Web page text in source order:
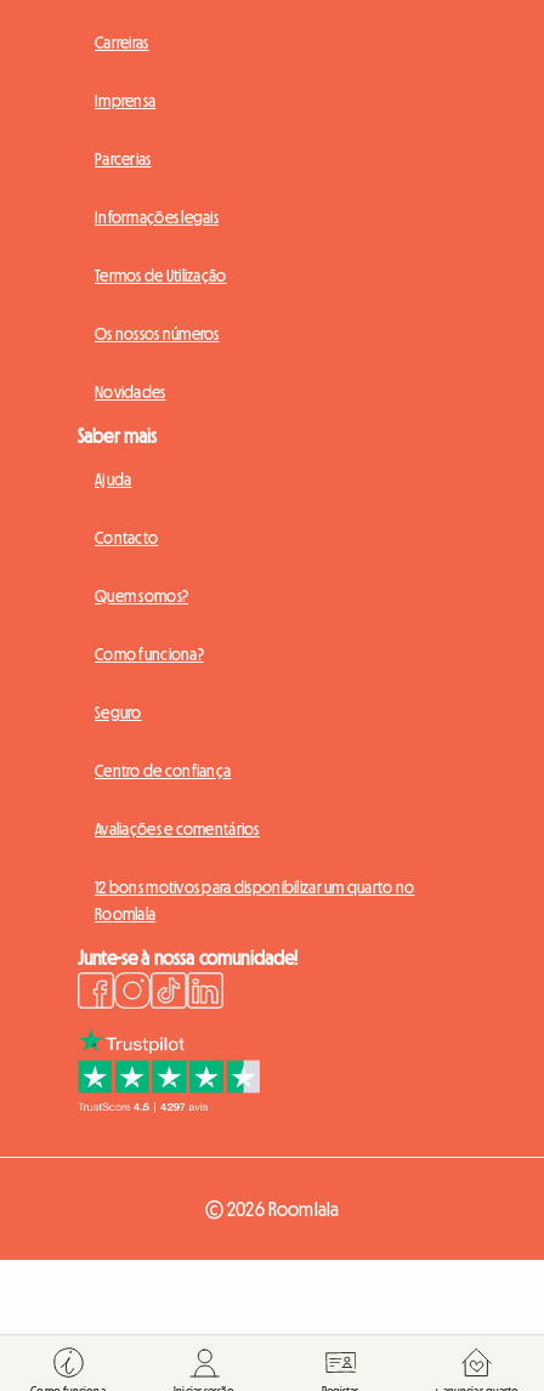
Carreiras
Imprensa
Parcerias
Informações legais
Termos de Utilização
Os nossos números
Novidades
Saber mais
Ajuda
Contacto
Quem somos?
Como funciona?
Seguro
Centro de confiança
Avaliações e comentários
12 bons motivos para disponibilizar um quarto no
Roomlala
Junte-se à nossa comunidade!
© 2026 Roomlala